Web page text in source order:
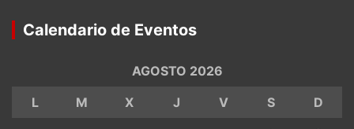
Calendario de Eventos
AGOSTO 2026
L
M X J V S
D